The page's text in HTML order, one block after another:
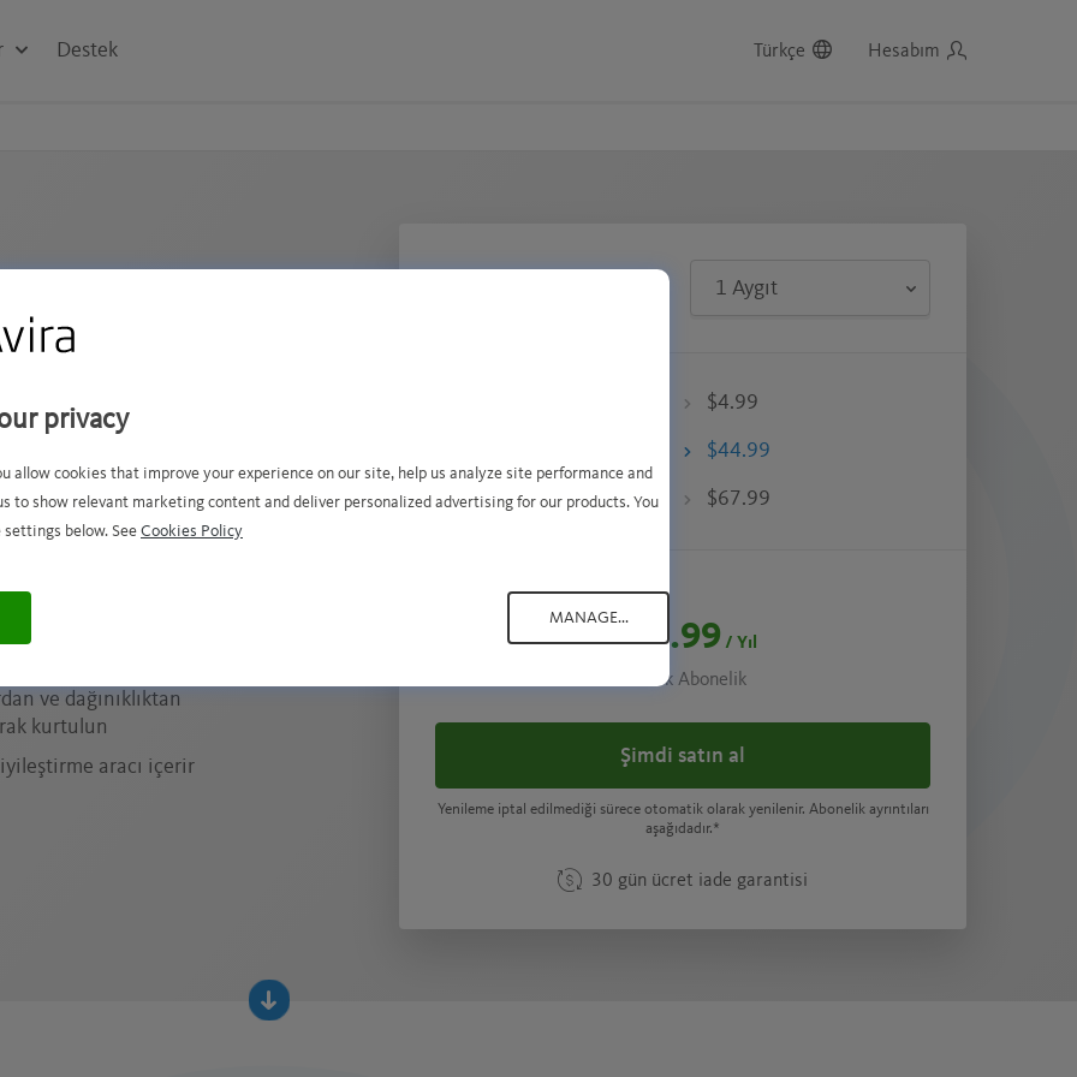
Destek Türkçe Hesabım
PC
ve dağınıklıktan
kurtulun
aracı içerir
$4.99
$44.99
2 Yıl $67.99
$44.99 / Yıl
1 Yıllık Abonelik
Şimdi satın al
Yenileme iptal edilmediği sürece otomatik olarak yenilenir. Abonelik ayrıntıları
aşağıdadır.*
30 gün ücret iade garantisi
privacy
allow cookies that improve your experience on our site, help us analyze site performance and
to show relevant marketing content and deliver personalized advertising for our products. You
below. See Cookies Policy
MANAGE...